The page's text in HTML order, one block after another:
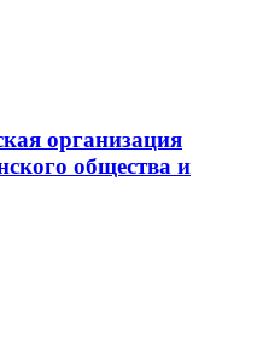
организация
общества и